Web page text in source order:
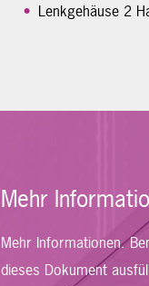
Lenkgehäuse 2
Mehr
Mehr Informationen.
dieses Dokument